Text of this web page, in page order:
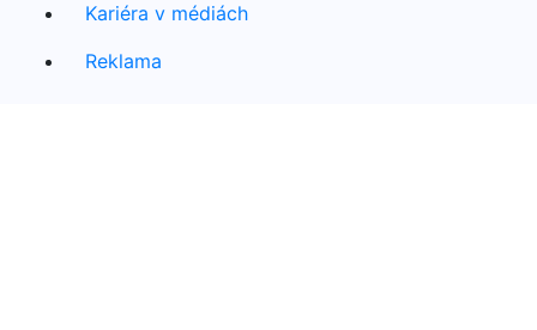
Kariéra v médiách
Reklama